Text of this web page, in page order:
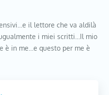
il lettore che va aldilà
i miei scritti…Il mio
è in me…e questo per me è